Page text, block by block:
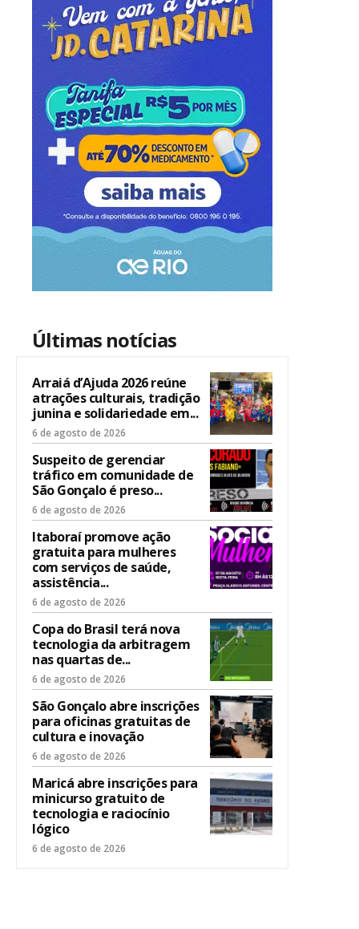
Últimas notícias
Arraiá d’Ajuda 2026 reúne
atrações culturais, tradição
junina e solidariedade em...
6 de agosto de 2026
Suspeito de gerenciar
tráfico em comunidade de
São Gonçalo é preso...
6 de agosto de 2026
Itaboraí promove ação
gratuita para mulheres
com serviços de saúde,
assistência...
6 de agosto de 2026
Copa do Brasil terá nova
tecnologia da arbitragem
nas quartas de...
6 de agosto de 2026
São Gonçalo abre inscrições
para oficinas gratuitas de
cultura e inovação
6 de agosto de 2026
Maricá abre inscrições para
minicurso gratuito de
tecnologia e raciocínio
lógico
6 de agosto de 2026